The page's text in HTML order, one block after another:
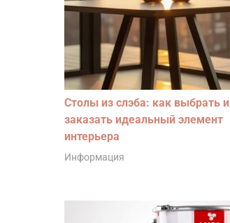
Столы из слэба: как выбрать и
заказать идеальный элемент
интерьера
Информация